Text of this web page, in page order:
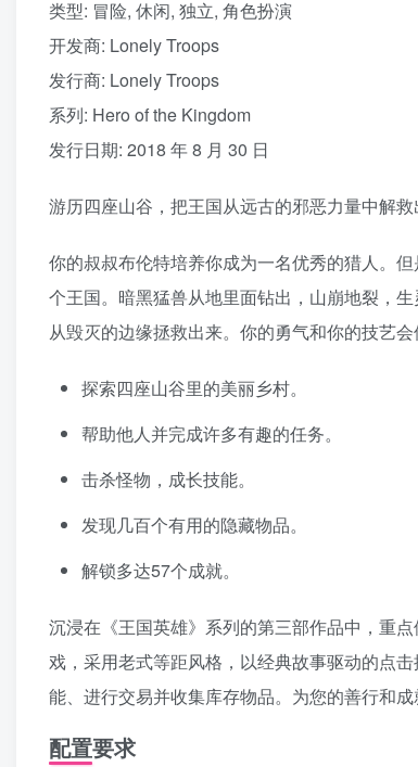
类型: 冒险, 休闲, 独立, 角色扮演
开发商: Lonely Troops
发行商: Lonely Troops
系列: Hero of the Kingdom
发行日期: 2018 年 8 月 30 日
游历四座山谷，把王国从远古的邪恶力量中解救
你的叔叔布伦特培养你成为一名优秀的猎人。
个王国。暗黑猛兽从地里面钻出，山崩地裂，
从毁灭的边缘拯救出来。你的勇气和你的技艺会
探索四座山谷里的美丽乡村。
帮助他人并完成许多有趣的任务。
击杀怪物，成长技能。
发现几百个有用的隐藏物品。
解锁多达57个成就。
沉浸在《王国英雄》系列的第三部作品中，重
戏，采用老式等距风格，以经典故事驱动的点
能、进行交易并收集库存物品。为您的善行和
配置要求